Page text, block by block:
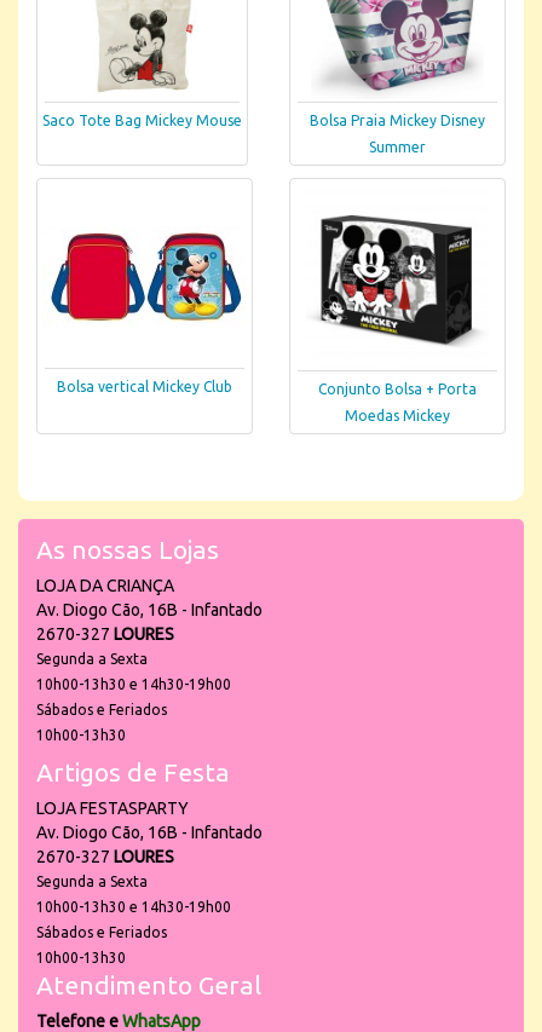
Saco Tote Bag Mickey Mouse
Bolsa Praia Mickey Disney
Summer
Bolsa vertical Mickey Club
Conjunto Bolsa + Porta
Moedas Mickey
As nossas Lojas
LOJA DA CRIANÇA
Av. Diogo Cão, 16B - Infantado
2670-327 LOURES
Segunda a Sexta
10h00-13h30 e 14h30-19h00
Sábados e Feriados
10h00-13h30
Artigos de Festa
LOJA FESTASPARTY
Av. Diogo Cão, 16B - Infantado
2670-327 LOURES
Segunda a Sexta
10h00-13h30 e 14h30-19h00
Sábados e Feriados
10h00-13h30
Atendimento Geral
Telefone eWhatsApp